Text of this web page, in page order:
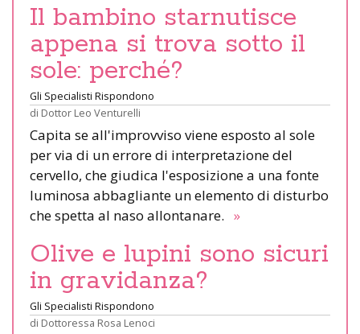
Il bambino starnutisce
appena si trova sotto il
sole: perché?
Gli Specialisti Rispondono
di Dottor Leo Venturelli
Capita se all'improvviso viene esposto al sole
per via di un errore di interpretazione del
cervello, che giudica l'esposizione a una fonte
luminosa abbagliante un elemento di disturbo
che spetta al naso allontanare. »
Olive e lupini sono sicuri
in gravidanza?
Gli Specialisti Rispondono
di Dottoressa Rosa Lenoci